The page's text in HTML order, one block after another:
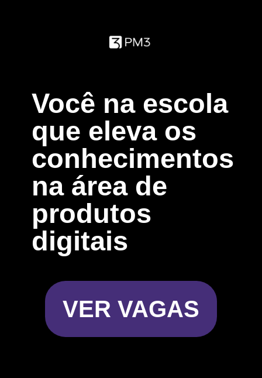
Você na escola
que eleva os
conhecimentos
na área de
produtos
digitais
VER VAGAS